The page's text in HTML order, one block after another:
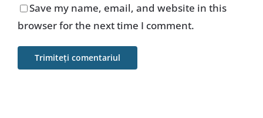
Save my name, email, and website in this
browser for the next time I comment.